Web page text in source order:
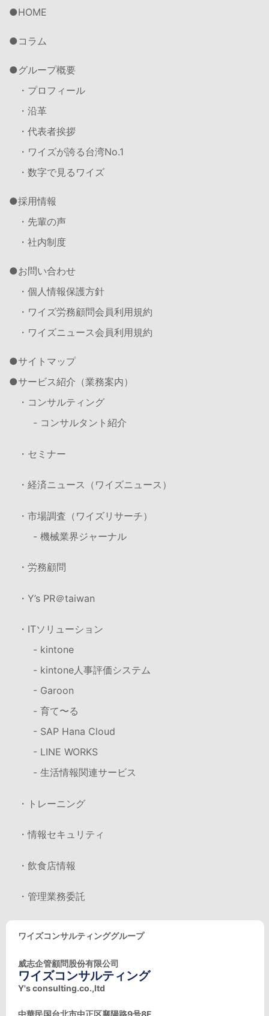
HOME
コラム
グループ概要
・プロフィール
・沿革
・代表者挨拶
・ワイズが誇る台湾No.1
・数字で見るワイズ
採用情報
・先輩の声
・社内制度
お問い合わせ
・個人情報保護方針
・ワイズ労務顧問会員利用規約
・ワイズニュース会員利用規約
サイトマップ
サービス紹介（業務案内）
・コンサルティング
- コンサルタント紹介
・セミナー
・経済ニュース（ワイズニュース）
・市場調査（ワイズリサーチ）
- 機械業界ジャーナル
・労務顧問
・Y’s PR＠taiwan
・ITソリューション
- kintone
- kintone人事評価システム
- Garoon
- 育て〜る
- SAP Hana Cloud
- LINE WORKS
- 生活情報関連サービス
・トレーニング
・情報セキュリティ
・飲食店情報
・管理業務委託
ワイズコンサルティンググループ
威志企管顧問股份有限公司
ワイズコンサルティング
Y's consulting.co.,ltd
中華民国台北市中正区襄陽路9号8F